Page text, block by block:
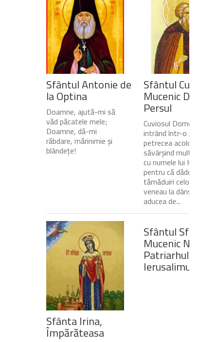
Sfântul Antonie de
la Optina
Doamne, ajută-mi să
văd păcatele mele;
Doamne, dă-mi
răbdare, mărinimie şi
blândeţe!
Sfântul Cuvios
Mucenic
Persul
Cuviosul Dometie
intrând într-o peșteră,
petrecea acolo
săvârșind multe minuni
cu numele lui Hristos,
pentru că dădea
tămăduiri celor ce
veneau la dânsul și îi
aducea de...
Sfânta Irina,
Împărăteasa
Sfântul Sfinţit
Mucenic Narcis,
Patriarhul
Ierusalimului